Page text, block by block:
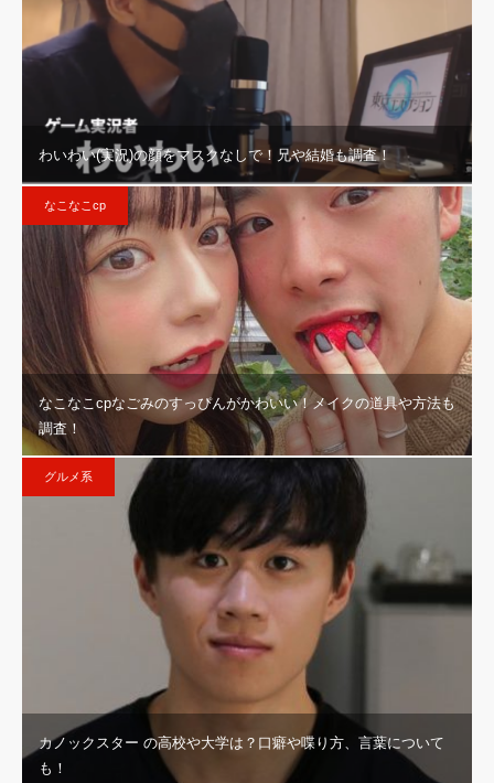
わいわい(実況)の顔をマスクなしで！兄や結婚も調査！
なこなこcp
なこなこcpなごみのすっぴんがかわいい！メイクの道具や方法も
調査！
グルメ系
カノックスター の高校や大学は？口癖や喋り方、言葉について
も！